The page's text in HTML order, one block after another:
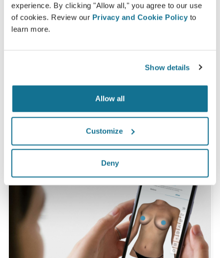
experience. By clicking "Allow all," you agree to our use
of cookies. Review our Privacy and Cookie Policy to
learn more.
Show details
Allow all
Customize
Deny
Hài lòng
100% phụ nữ nói rằng họ đã hài hòng hoặc rất
*Khảo sát trực tuyến được tiến hành giữa các bệnh nhân nâng
năm 2011 tại Thụy Sĩ.